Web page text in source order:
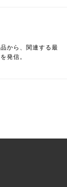
から、関連する最
発信。